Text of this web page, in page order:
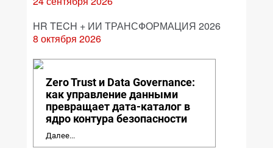
HR TECH + ИИ ТРАНСФОРМАЦИЯ 2026
8 октября 2026
Zero Trust и Data Governance:
как управление данными
превращает дата-каталог в
ядро контура безопасности
Далее...